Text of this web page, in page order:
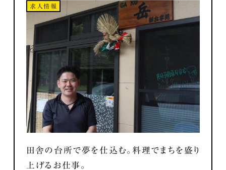
求人情報
田舎の台所で夢を仕込む。料理でまちを盛り
上げるお仕事。